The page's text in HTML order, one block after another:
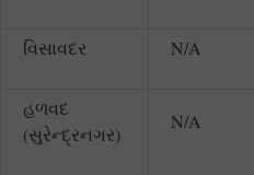
વિસાવદર N/A
હળવદ
(સુરેન્દ્રનગર)
N/A